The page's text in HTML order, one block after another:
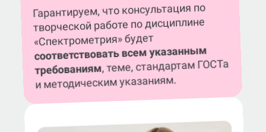
Гарантируем, что консультация по
творческой работе по дисциплине
«Спектрометрия» будет
соответствовать всем указанным
требованиям, теме, стандартам ГОСТа
и методическим указаниям.